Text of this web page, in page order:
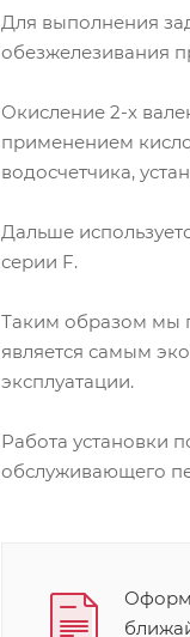
Для выполнения
обезжелезивания
Окисление 2-х
применением
водосчетчика,
Дальше
серии F.
Таким образом мы
является самым
эксплуатации.
Работа установки
обслуживающего